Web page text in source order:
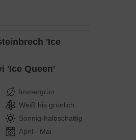
'Ice Queen'
Immergrün
Weiß bis grünlich
Sonnig-halbschattig
April - Mai